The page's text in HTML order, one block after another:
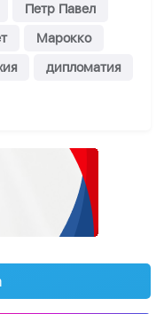
Петр Павел
Марокко
дипломатия